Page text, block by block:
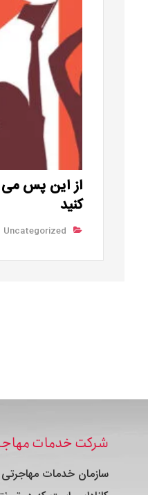
از این پس می
کنید
Uncategorized
شرکت خدمات
سازمان خدمات